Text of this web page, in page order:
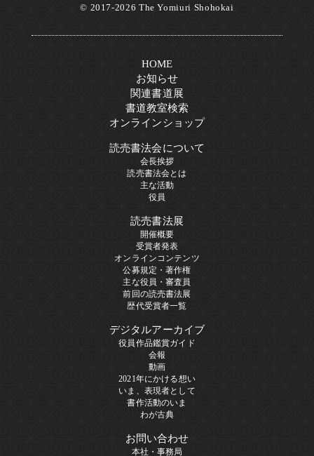
© 2017-2026 The Yomiuri Shohokai
HOME
お知らせ
関連書道展
書道教室検索
オンラインショップ
読売書法会について
会長挨拶
読売書法会とは
主な活動
役員
読売書法展
開催概要
受賞者発表
オンラインコンテンツ
公募規定・著作権
主な役員・審査員
前回の読売書法展
歴代受賞者一覧
デジタルアーカイブ
役員作品鑑賞ガイド
会報
動画
2021年にかける想い
いま、表現者として
書作活動のいま
わが古典
お問い合わせ
本社・事務局